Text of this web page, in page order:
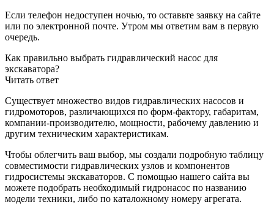
Если телефон недоступен ночью, то оставьте заявку на сайте
или по электронной почте. Утром мы ответим вам в первую
очередь.
Как правильно выбрать гидравлический насос для
экскаватора?
Читать ответ
Существует множество видов гидравлических насосов и
гидромоторов, различающихся по форм-фактору, габаритам,
компании-производителю, мощности, рабочему давлению и
другим техническим характеристикам.
Чтобы облегчить ваш выбор, мы создали подробную таблицу
совместимости гидравлических узлов и компонентов
гидросистемы экскаваторов. С помощью нашего сайта вы
можете подобрать необходимый гидронасос по названию
модели техники, либо по каталожному номеру агрегата.